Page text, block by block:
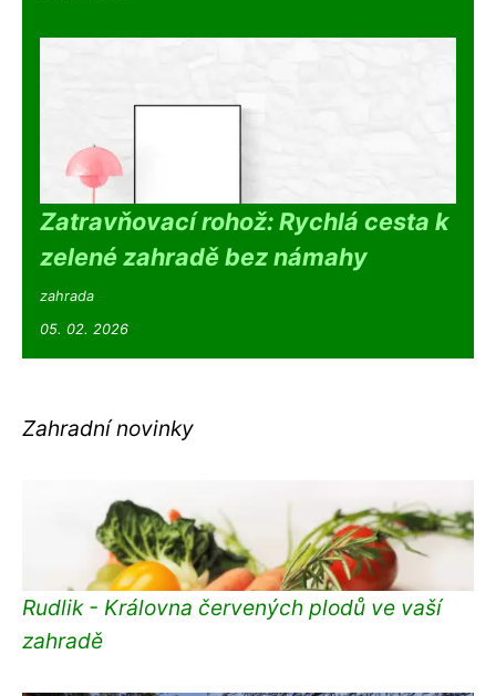
Zatravňovací rohož: Rychlá cesta k
zelené zahradě bez námahy
zahrada
05. 02. 2026
Zahradní novinky
Rudlik - Královna červených plodů ve vaší
zahradě